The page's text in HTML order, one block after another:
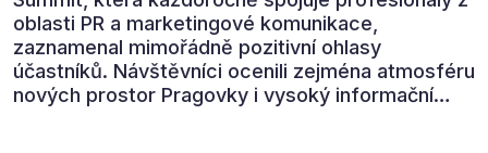
oblasti PR a marketingové komunikace,
zaznamenal mimořádně pozitivní ohlasy
účastníků. Návštěvníci ocenili zejména atmosféru
nových prostor Pragovky i vysoký informační